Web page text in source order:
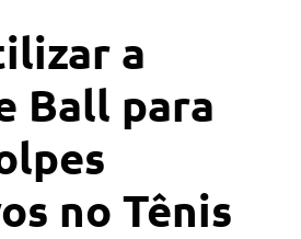
a
Ball para
no Tênis